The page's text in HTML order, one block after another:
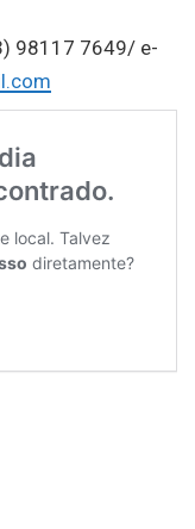
98117 7649/ e-